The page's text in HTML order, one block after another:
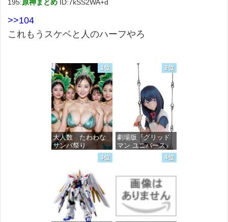
195:原神まとめ ID:7kSS2WA+d
>>104
これもうスケベと人のハーフやろ
1位
大人数 たわわな
サンバ祭り
価格：¥99
2位
劇場版『グリッド
マン ユニバース』
宝多六花 wall figure
1/7スケール プラス
完成品フィギュア
価格：¥13,756
3位 4位